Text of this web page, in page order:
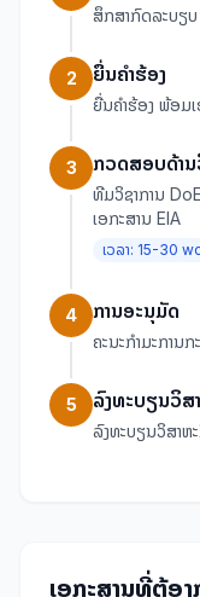
ສຶກສາກົດລະບຽບ
2 ຍື່ນຄໍາຮ້ອງ
ຍື່ນຄໍາຮ້ອງ ພ້ອມ
3 ກວດສອບດ້ານ
ທີມວິຊາການ
ເອກະສານ EIA
ເວລາ: 15-30
4 ການອະນຸມັດ
ຄະນະກຳມະການ
5 ລົງທະບຽນວິສ
ລົງທະບຽນວິສາ
ເອກະສານທີ່ຕ້ອງ